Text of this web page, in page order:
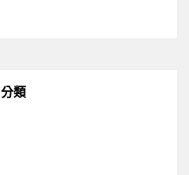
分類